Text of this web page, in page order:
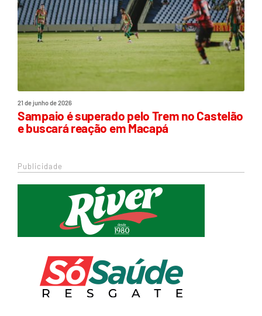
21 de junho de 2026
Sampaio é superado pelo Trem no Castelão
e buscará reação em Macapá
Publicidade